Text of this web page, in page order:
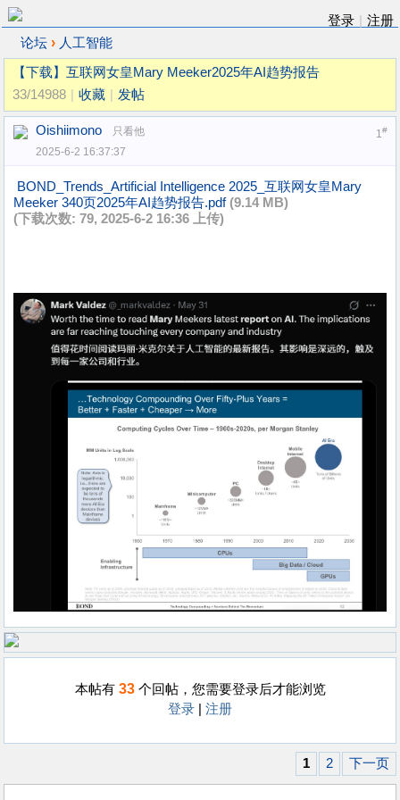
登录
注册
论坛 › 人工智能
【下载】互联网女皇Mary Meeker2025年AI趋势报告
33/14988
收藏 发帖
1#
Oishiimono
只看他
2025-6-2 16:37:37
BOND_Trends_Artificial Intelligence 2025_互联网女皇Mary
Meeker 340页2025年AI趋势报告.pdf (9.14 MB)
(下载次数: 79, 2025-6-2 16:36 上传)
本帖有 33个回帖，您需要登录后才能浏览
登录
注册
1 2 下一页